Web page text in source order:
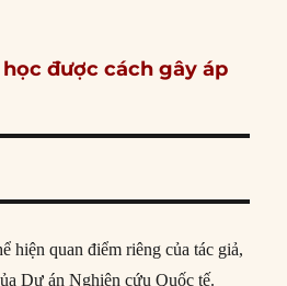
được cách gây áp
hiện quan điểm riêng của tác giả,
Dự án Nghiên cứu Quốc tế.